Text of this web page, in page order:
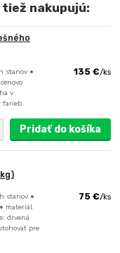
nakupujú:
stanov •
v
farieb
135 €/ks
Pridať do košíka
stanov •
materiál
drvená
pre
75 €/ks